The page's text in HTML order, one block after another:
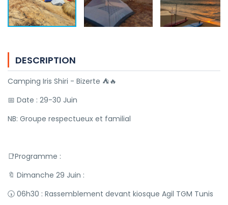
DESCRIPTION
Camping Iris Shiri - Bizerte ⛺🔥
📅 Date : 29-30 Juin
NB: Groupe respectueux et familial
📑Programme :
🔖 Dimanche 29 Juin :
🕠 06h30 : Rassemblement devant kiosque Agil TGM Tunis